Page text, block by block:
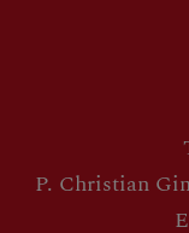
P. Christian